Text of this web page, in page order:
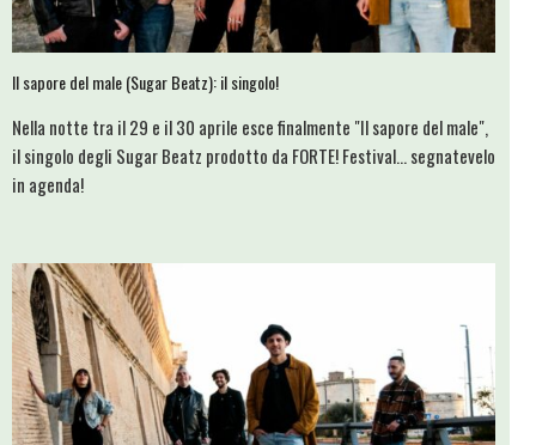
Il sapore del male (Sugar Beatz): il singolo!
Nella notte tra il 29 e il 30 aprile esce finalmente "Il sapore del male",
il singolo degli Sugar Beatz prodotto da FORTE! Festival... segnatevelo
in agenda!